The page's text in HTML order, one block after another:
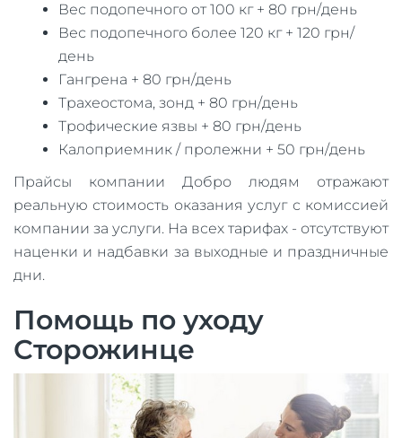
Вес подопечного от 100 кг + 80 грн/день
Вес подопечного более 120 кг + 120 грн/
день
Гангрена + 80 грн/день
Трахеостома, зонд + 80 грн/день
Трофические язвы + 80 грн/день
Калоприемник / пролежни + 50 грн/день
Прайсы компании Добро людям отражают
реальную стоимость оказания услуг с комиссией
компании за услуги. На всех тарифах - отсутствуют
наценки и надбавки за выходные и праздничные
дни.
Помощь по уходу
Сторожинце